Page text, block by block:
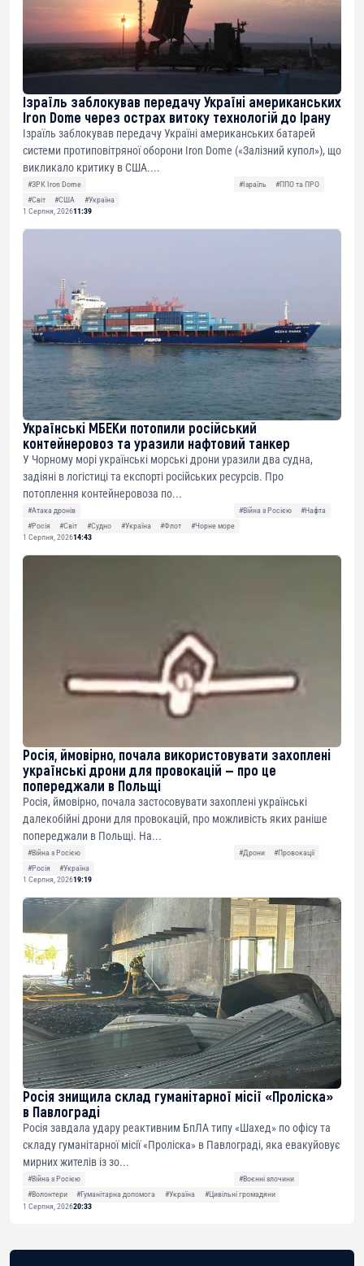
Ізраїль заблокував передачу Україні американських
Iron Dome через острах витоку технологій до Ірану
Ізраїль заблокував передачу Україні американських батарей
системи протиповітряної оборони Iron Dome («Залізний купол»), що
викликало критику в США....
#ЗРК Iron Dome #Ізраїль
#ППО та ПРО
#Світ
#США
#Україна
1 Серпня, 202611:39
Українські МБЕКи потопили російський
контейнеровоз та уразили нафтовий танкер
У Чорному морі українські морські дрони уразили два судна,
задіяні в логістиці та експорті російських ресурсів. Про
потоплення контейнеровоза по...
#Атака дронів #Війна з Росією
#Нафта
#Росія
#Світ #Судно #Україна #Флот
#Чорне море
1 Серпня, 202614:43
Росія, ймовірно, почала використовувати захоплені
українські дрони для провокацій — про це
попереджали в Польщі
Росія, ймовірно, почала застосовувати захоплені українські
далекобійні дрони для провокацій, про можливість яких раніше
попереджали в Польщі. На...
#Війна з Росією #Дрони
#Провокації
#Росія
#Україна
1 Серпня, 202619:19
Росія знищила склад гуманітарної місії «Проліска»
в Павлограді
Росія завдала удару реактивним БпЛА типу «Шахед» по офісу та
складу гуманітарної місії «Проліска» в Павлограді, яка евакуйовує
мирних жителів із зо...
#Війна з Росією
#Воєнні злочини
#Волонтери
#Гуманітарна допомога #Україна
#Цивільні громадяни
1 Серпня, 202620:33